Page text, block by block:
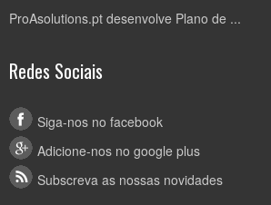
ProAsolutions.pt desenvolve Plano de ...
Redes Sociais
Siga-nos no facebook
Adicione-nos no google plus
Subscreva as nossas novidades